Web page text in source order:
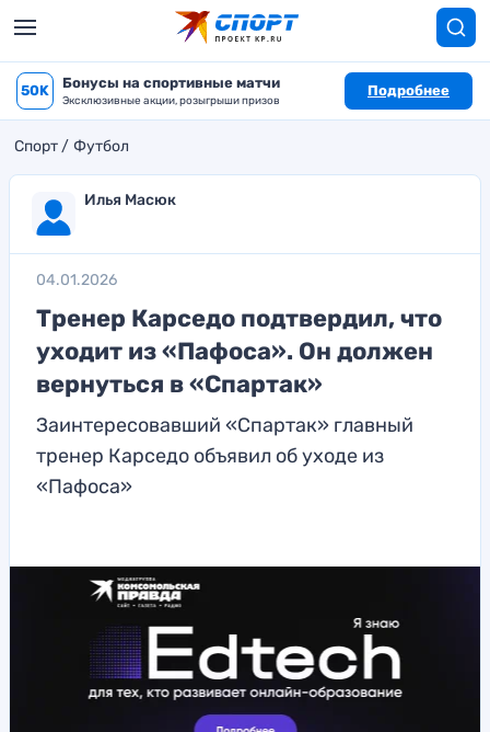
50K Бонусы на спортивные матчи
Эксклюзивные акции, розыгрыши призов
Подробнее
Спорт Футбол
Илья Масюк
04.01.2026
Тренер Карседо подтвердил, что
уходит из «Пафоса». Он должен
вернуться в «Спартак»
Заинтересовавший «Спартак» главный
тренер Карседо объявил об уходе из
«Пафоса»